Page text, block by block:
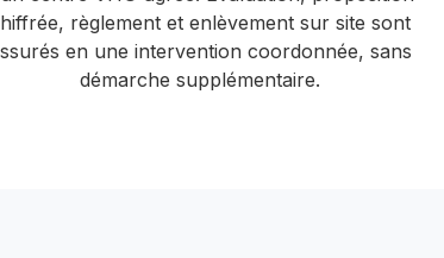
règlement et enlèvement sur site sont
en une intervention coordonnée, sans
démarche supplémentaire.